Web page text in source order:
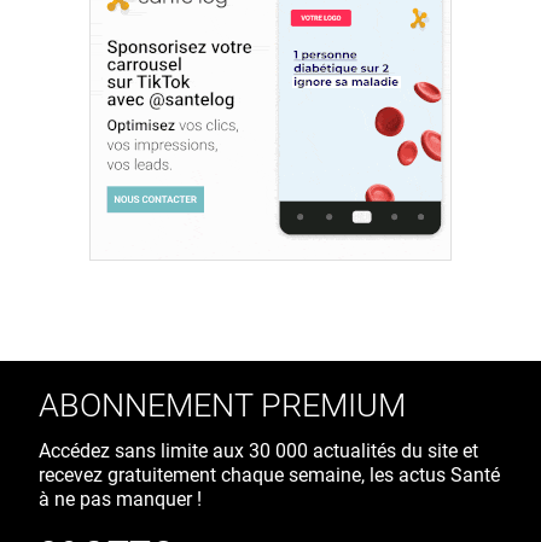
ABONNEMENT PREMIUM
Accédez sans limite aux 30 000 actualités du site et
recevez gratuitement chaque semaine, les actus Santé
à ne pas manquer !